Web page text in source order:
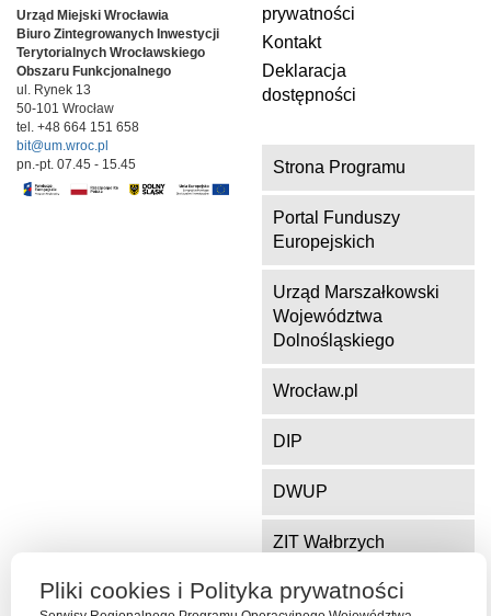
Urząd Miejski Wrocławia
Biuro Zintegrowanych Inwestycji
Terytorialnych Wrocławskiego
Obszaru Funkcjonalnego
ul. Rynek 13
50-101 Wrocław
tel. +48 664 151 658
bit@um.wroc.pl
pn.-pt. 07.45 - 15.45
prywatności
Kontakt
Deklaracja
dostępności
Strona Programu
Portal Funduszy
Europejskich
Urząd Marszałkowski
Województwa
Dolnośląskiego
Wrocław.pl
DIP
DWUP
ZIT Wałbrzych
ZIT Jelenia Góra
Pliki cookies i Polityka prywatności